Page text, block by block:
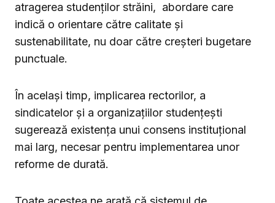
atragerea studenților străini, abordare care
indică o orientare către calitate și
sustenabilitate, nu doar către creșteri bugetare
punctuale.
În același timp, implicarea rectorilor, a
sindicatelor și a organizațiilor studențești
sugerează existența unui consens instituțional
mai larg, necesar pentru implementarea unor
reforme de durată.